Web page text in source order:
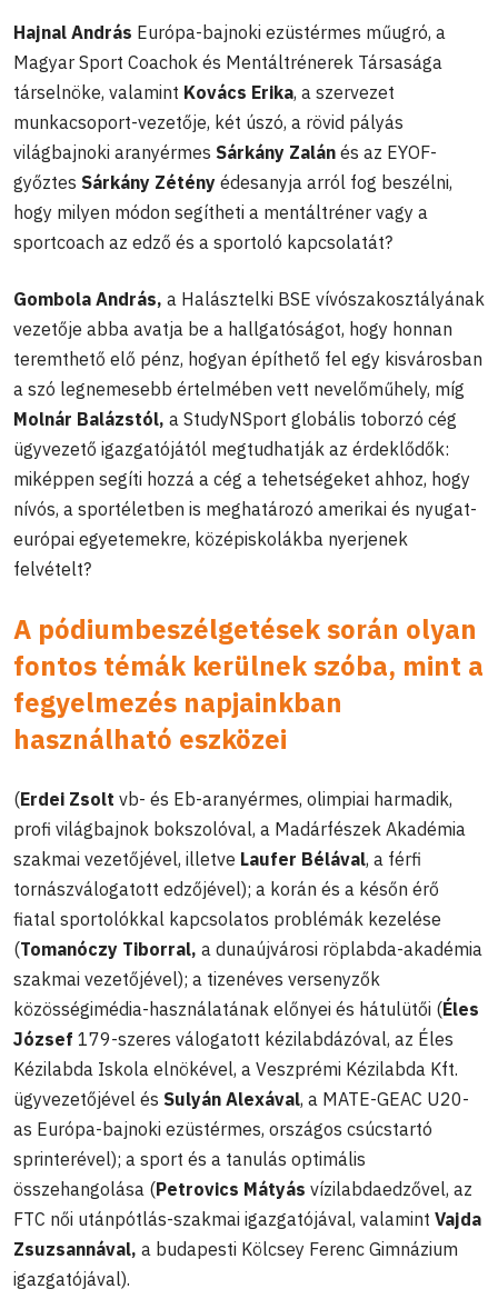
Hajnal András Európa-bajnoki ezüstérmes műugró, a
Magyar Sport Coachok és Mentáltrénerek Társasága
társelnöke, valamint Kovács Erika, a szervezet
munkacsoport-vezetője, két úszó, a rövid pályás
világbajnoki aranyérmes Sárkány Zalán és az EYOF-
győztes Sárkány Zétény édesanyja arról fog beszélni,
hogy milyen módon segítheti a mentáltréner vagy a
sportcoach az edző és a sportoló kapcsolatát?
Gombola András, a Halásztelki BSE vívószakosztályának
vezetője abba avatja be a hallgatóságot, hogy honnan
teremthető elő pénz, hogyan építhető fel egy kisvárosban
a szó legnemesebb értelmében vett nevelőműhely, míg
Molnár Balázstól, a StudyNSport globális toborzó cég
ügyvezető igazgatójától megtudhatják az érdeklődők:
miképpen segíti hozzá a cég a tehetségeket ahhoz, hogy
nívós, a sportéletben is meghatározó amerikai és nyugat-
európai egyetemekre, középiskolákba nyerjenek
felvételt?
A pódiumbeszélgetések során olyan
fontos témák kerülnek szóba, mint a
fegyelmezés napjainkban
használható eszközei
(Erdei Zsolt vb- és Eb-aranyérmes, olimpiai harmadik,
profi világbajnok bokszolóval, a Madárfészek Akadémia
szakmai vezetőjével, illetve Laufer Bélával, a férfi
tornászválogatott edzőjével); a korán és a későn érő
fiatal sportolókkal kapcsolatos problémák kezelése
(Tomanóczy Tiborral, a dunaújvárosi röplabda-akadémia
szakmai vezetőjével); a tizenéves versenyzők
közösségimédia-használatának előnyei és hátulütői (Éles
József 179-szeres válogatott kézilabdázóval, az Éles
Kézilabda Iskola elnökével, a Veszprémi Kézilabda Kft.
ügyvezetőjével és Sulyán Alexával, a MATE-GEAC U20-
as Európa-bajnoki ezüstérmes, országos csúcstartó
sprinterével); a sport és a tanulás optimális
összehangolása (Petrovics Mátyás vízilabdaedzővel, az
FTC női utánpótlás-szakmai igazgatójával, valamint Vajda
Zsuzsannával, a budapesti Kölcsey Ferenc Gimnázium
igazgatójával).